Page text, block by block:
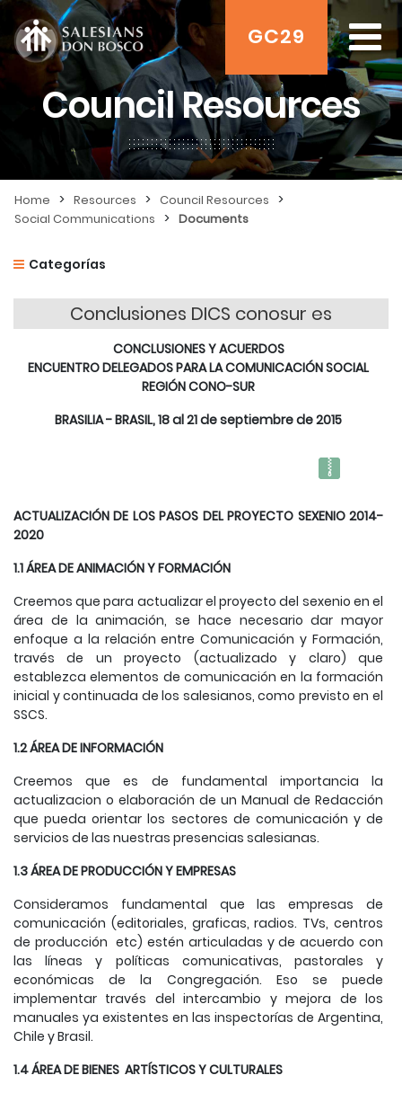
GC29
Council Resources
Home > Resources > Council Resources >
Social Communications > Documents
Categorías
Conclusiones DICS conosur es
CONCLUSIONES Y ACUERDOS
ENCUENTRO DELEGADOS PARA LA COMUNICACIÓN SOCIAL
REGIÓN CONO-SUR
BRASILIA - BRASIL, 18 al 21 de septiembre de 2015
ACTUALIZACIÓN DE LOS PASOS DEL PROYECTO SEXENIO 2014-
2020
1.1 ÁREA DE ANIMACIÓN Y FORMACIÓN
Creemos que para actualizar el proyecto del sexenio en el
área de la animación, se hace necesario dar mayor
enfoque a la relación entre Comunicación y Formación,
través de un proyecto (actualizado y claro) que
establezca elementos de comunicación en la formación
inicial y continuada de los salesianos, como previsto en el
SSCS.
1.2 ÁREA DE INFORMACIÓN
Creemos que es de fundamental importancia la
actualizacion o elaboración de un Manual de Redacción
que pueda orientar los sectores de comunicación y de
servicios de las nuestras presencias salesianas.
1.3 ÁREA DE PRODUCCIÓN Y EMPRESAS
Consideramos fundamental que las empresas de
comunicación (editoriales, graficas, radios. TVs, centros
de producción etc) estén articuladas y de acuerdo con
las líneas y políticas comunicativas, pastorales y
económicas de la Congregación. Eso se puede
implementar través del intercambio y mejora de los
manuales ya existentes en las inspectorías de Argentina,
Chile y Brasil.
1.4 ÁREA DE BIENES ARTÍSTICOS Y CULTURALES